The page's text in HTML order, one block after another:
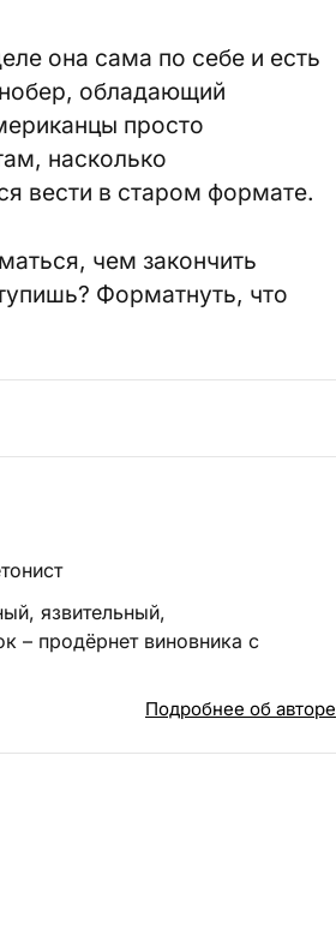
она сама по себе и есть
обладающий
просто
насколько
вести в старом формате.
чем закончить
Форматнуть, что
язвительный,
– продёрнет виновника с
Подробнее об авторе